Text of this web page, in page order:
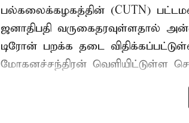
பல்கலைக்கழகத்தின் (CUTN)
ஜனாதிபதி வருகைதரவுள்ளதால்
டிரோன் பறக்க தடை
மோகனச்சந்திரன் வெளியிட்டுள்ள